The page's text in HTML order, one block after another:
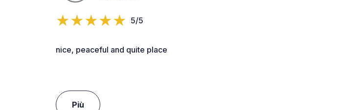
5/5
nice, peaceful and quite place
Più